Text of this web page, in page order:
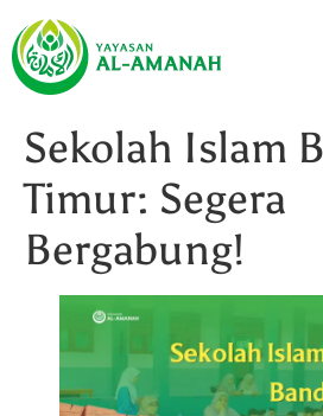
Sekolah Islam
Timur: Segera
Bergabung!